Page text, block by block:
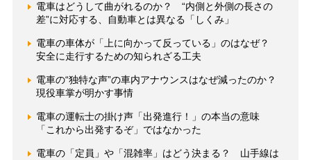
電車はどうして曲がれるのか？ “内側と外側の長さの
差”に対応する、自動車とは異なる「しくみ」
電車の車体が「上に向かって反っている」のはなぜ？
安全に走行するための知られざる工夫
電車の“独特な声”の車内アナウンスはなぜ減ったのか？
現役車掌が明かす事情
電車の運転士の掛け声「出発進行！」の本当の意味
「これから出発するぞ」ではなかった
電車の「定員」や「混雑率」はどう決まる？ 山手線は